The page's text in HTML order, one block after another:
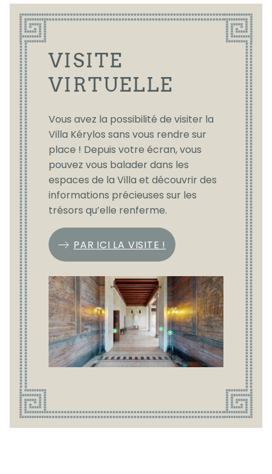
VISITE
VIRTUELLE
Vous avez la possibilité de visiter la
Villa Kérylos sans vous rendre sur
place ! Depuis votre écran, vous
pouvez vous balader dans les
espaces de la Villa et découvrir des
informations précieuses sur les
trésors qu’elle renferme.
PAR ICI LA VISITE !